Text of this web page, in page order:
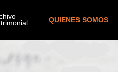
QUIENES SOMOS